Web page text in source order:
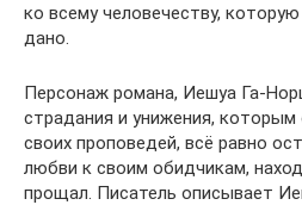
ко всему человечеству,
дано.
Персонаж романа, Иешуа Га-
страдания и унижения, которым
своих проповедей, всё равно
любви к своим обидчикам,
прощал. Писатель описывает